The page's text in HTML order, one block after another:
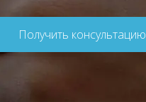
Получить консультацию